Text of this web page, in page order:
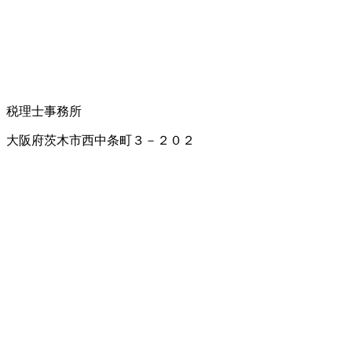
税理士事務所
大阪府茨木市西中条町３－２０２